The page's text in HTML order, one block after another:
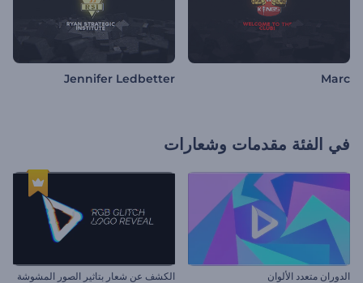
Marc
Jennifer Ledbetter
في الفئة مقدمات وشعارات
الدوران متعدد الألوان الكشف عن شعار بتاثير الصور المشوشة